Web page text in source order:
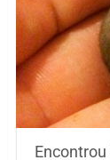
Encontrou